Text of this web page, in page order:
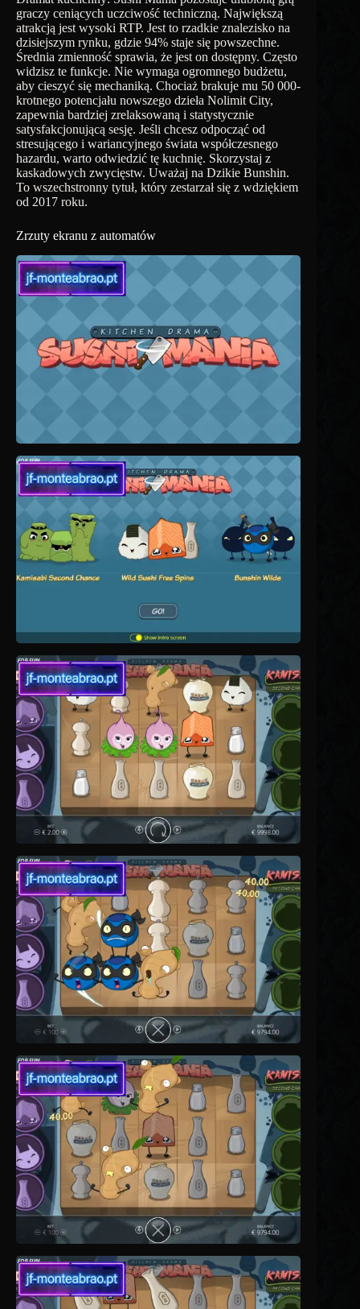
graczy ceniących uczciwość techniczną. Największą
atrakcją jest wysoki RTP. Jest to rzadkie znalezisko na
dzisiejszym rynku, gdzie 94% staje się powszechne.
Średnia zmienność sprawia, że ​​jest on dostępny. Często
widzisz te funkcje. Nie wymaga ogromnego budżetu,
aby cieszyć się mechaniką. Chociaż brakuje mu 50 000-
krotnego potencjału nowszego dzieła Nolimit City,
zapewnia bardziej zrelaksowaną i statystycznie
satysfakcjonującą sesję. Jeśli chcesz odpocząć od
stresującego i wariancyjnego świata współczesnego
hazardu, warto odwiedzić tę kuchnię. Skorzystaj z
kaskadowych zwycięstw. Uważaj na Dzikie Bunshin.
To wszechstronny tytuł, który zestarzał się z wdziękiem
od 2017 roku.
Zrzuty ekranu z automatów